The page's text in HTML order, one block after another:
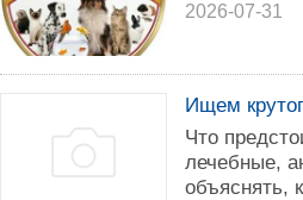
2026-07-31
Ищем
Что
лечебные,
объяснять,